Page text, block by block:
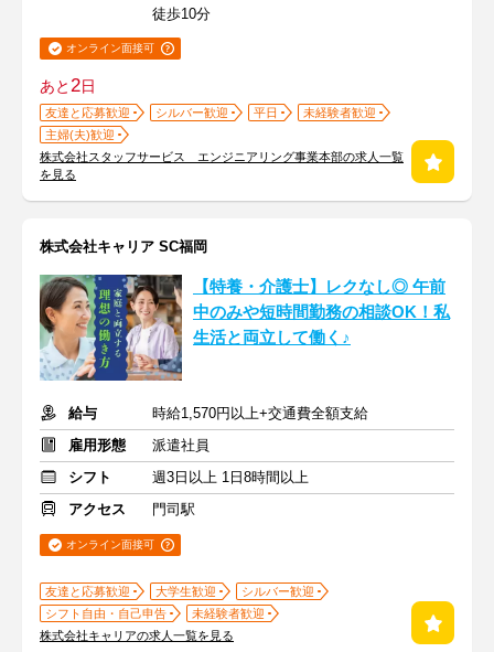
徒歩10分
オンライン面接可
あと2日
友達と応募歓迎 シルバー歓迎 平日
未経験者歓迎
主婦(夫)歓迎
株式会社スタッフサービス エンジニアリング事業本部の求人一覧
を見る
株式会社キャリア SC福岡
【特養・介護士】レクなし◎ 午前
中のみや短時間勤務の相談OK！私
生活と両立して働く♪
給与
時給1,570円以上+交通費全額支給
雇用形態
派遣社員
シフト
週3日以上 1日8時間以上
アクセス
門司駅
オンライン面接可
友達と応募歓迎 大学生歓迎
シルバー歓迎
シフト自由・自己申告
未経験者歓迎
株式会社キャリアの求人一覧を見る